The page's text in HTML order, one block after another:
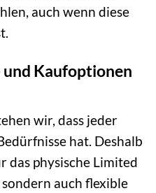
auch wenn diese
Kaufoptionen
wir, dass jeder
hat. Deshalb
das physische Limited
auch flexible